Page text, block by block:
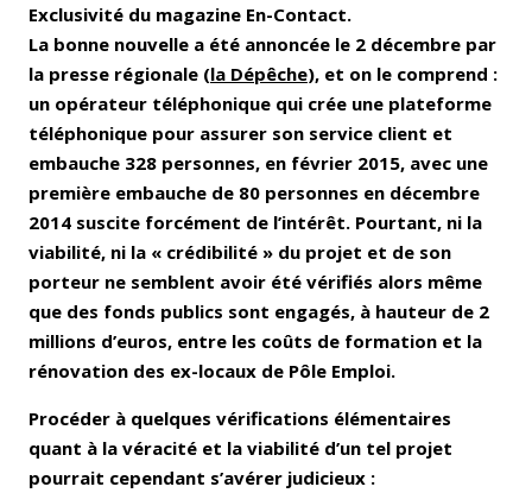
Exclusivité du magazine En-Contact.
La bonne nouvelle a été annoncée le 2 décembre par
la presse régionale (la Dépêche), et on le comprend :
un opérateur téléphonique qui crée une plateforme
téléphonique pour assurer son service client et
embauche 328 personnes, en février 2015, avec une
première embauche de 80 personnes en décembre
2014 suscite forcément de l’intérêt. Pourtant, ni la
viabilité, ni la « crédibilité » du projet et de son
porteur ne semblent avoir été vérifiés alors même
que des fonds publics sont engagés, à hauteur de 2
millions d’euros, entre les coûts de formation et la
rénovation des ex-locaux de Pôle Emploi.
Procéder à quelques vérifications élémentaires
quant à la véracité et la viabilité d’un tel projet
pourrait cependant s’avérer judicieux :